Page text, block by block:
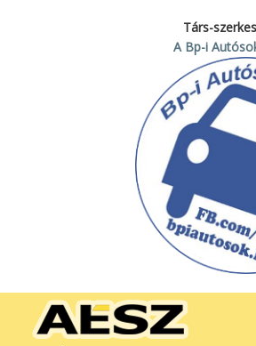
Társ-
A Bp-i